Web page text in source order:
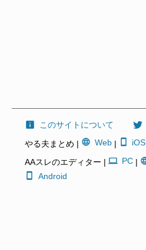
このサイトについて
やる夫まとめ |
Web| iOS
AAスレのエディター | PC|
Android